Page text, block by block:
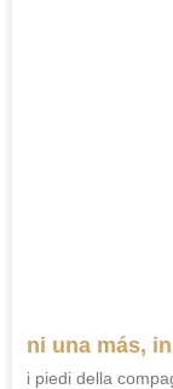
ni una más,
i piedi della